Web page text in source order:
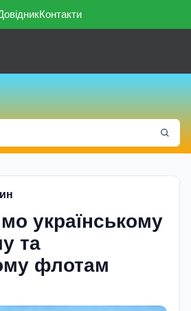
Контакти
українському
та
флотам